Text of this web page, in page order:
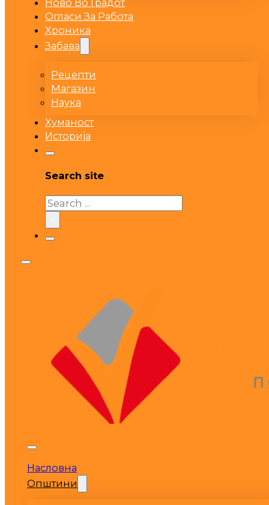
Огласи За Работа
Хроника
Забава
Рецепти
Магазин
Наука
Хуманост
Историја
Search site
Search
Насловна
Општини